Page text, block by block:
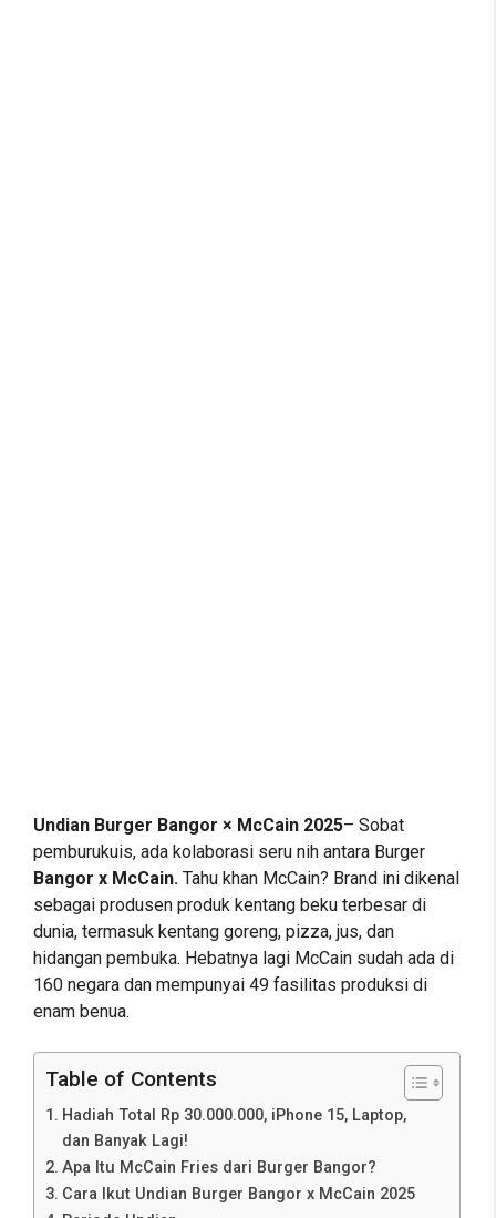
Undian Burger Bangor × McCain 2025– Sobat
pemburukuis, ada kolaborasi seru nih antara Burger
Bangor x McCain. Tahu khan McCain? Brand ini dikenal
sebagai produsen produk kentang beku terbesar di
dunia, termasuk kentang goreng, pizza, jus, dan
hidangan pembuka. Hebatnya lagi McCain sudah ada di
160 negara dan mempunyai 49 fasilitas produksi di
enam benua.
Table of Contents
Hadiah Total Rp 30.000.000, iPhone 15, Laptop,
dan Banyak Lagi!
Apa Itu McCain Fries dari Burger Bangor?
Cara Ikut Undian Burger Bangor x McCain 2025